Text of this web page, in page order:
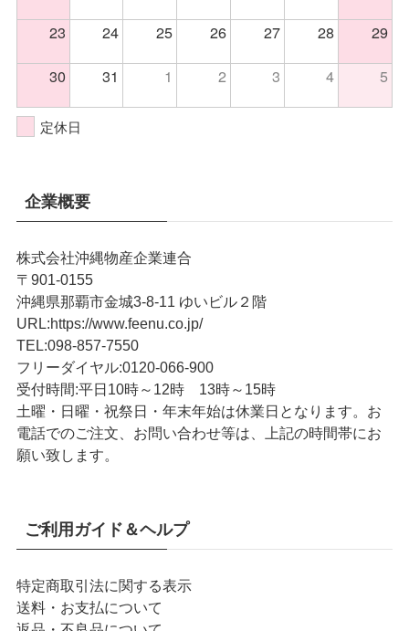
23
24 25 26 27 28
29
30
31 1 2 3 4 5
定休日
企業概要
株式会社沖縄物産企業連合
〒901-0155
沖縄県那覇市金城3-8-11 ゆいビル２階
URL:https://www.feenu.co.jp/
TEL:098-857-7550
フリーダイヤル:0120-066-900
受付時間:平日10時～12時 13時～15時
土曜・日曜・祝祭日・年末年始は休業日となります。お
電話でのご注文、お問い合わせ等は、上記の時間帯にお
願い致します。
ご利用ガイド＆ヘルプ
特定商取引法に関する表示
送料・お支払について